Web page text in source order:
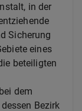
in der
Sicherung
eines
beteiligten
dem
Bezirk